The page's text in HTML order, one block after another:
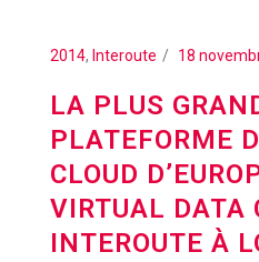
2014, Interoute 18
LA PLUS
PLATEFORME
CLOUD
VIRTUAL DATA
INTEROUTE À